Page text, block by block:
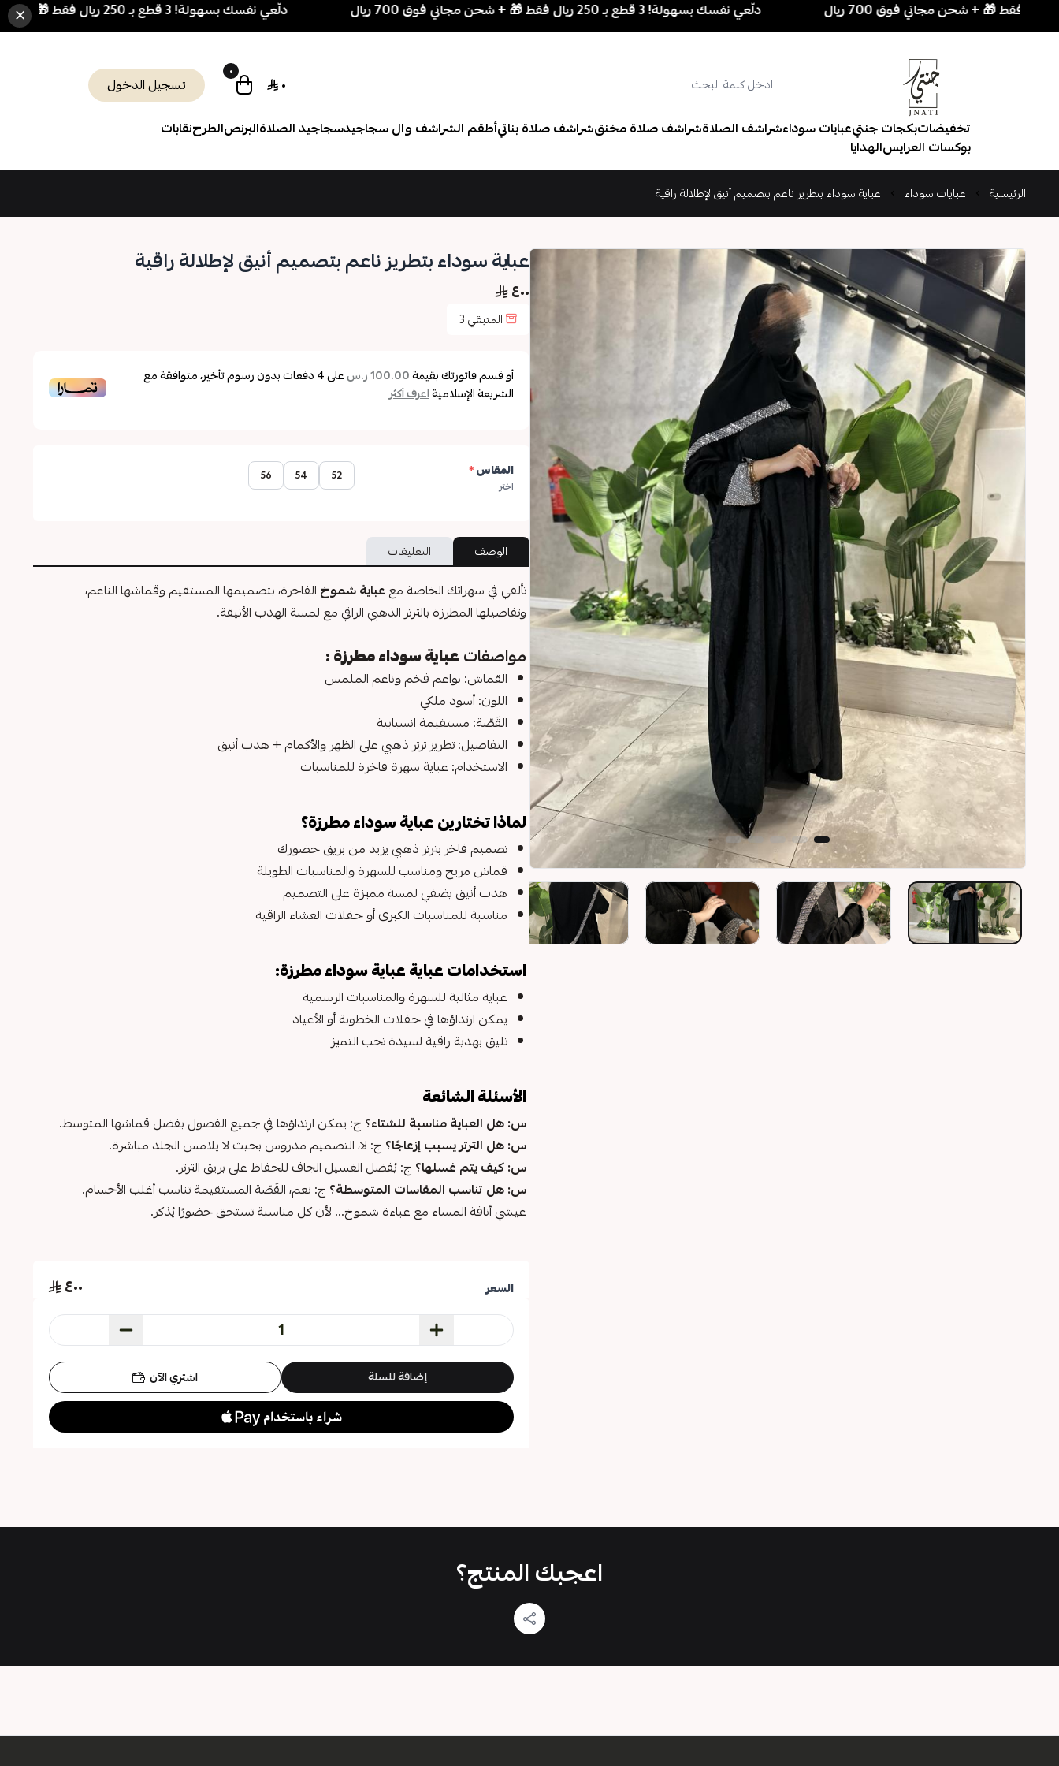
دلّعي نفسك بسهولة! 3 قطع بـ 250 ريال فقط 🎁 + شحن مجاني فوق 700 ريال دلّعي نفسك بسهولة! 3 قطع بـ 250 ريال فقط 🎁 + شحن مجاني فوق 700 ريال ×
٠
٠ تسجيل الدخول
تخفيضاتبكجات جنتيعبايات سوداءشراشف الصلاةشراشف صلاة مخنقشراشف صلاة بناتيأطقم الشراشف وال سجاجيدسجاجيد الصلاةالبرنصالطرحنقابات
بوكسات العرايسالهدايا
الرئيسية عبايات سوداء عباية سوداء بتطريز ناعم بتصميم أنيق لإطلالة راقية
عباية سوداء بتطريز ناعم بتصميم أنيق لإطلالة راقية
٤٠٠
المتبقي3
أو قسم فاتورتك بقيمة100.00 ر.س على4دفعات بدون رسوم تأخير، متوافقة مع
الشريعة الإسلاميةاعرف أكثر
المقاس*
اختر
52
54
56
الوصف التعليقات
تألقي في سهراتك الخاصة مع عباية شموخ الفاخرة، بتصميمها المستقيم وقماشها الناعم،
وتفاصيلها المطرزة بالترتر الذهبي الراقي مع لمسة الهدب الأنيقة.
مواصفاتعباية سوداء مطرزة :
القماش: نواعم فخم وناعم الملمس
اللون: أسود ملكي
القَصّة: مستقيمة انسيابية
التفاصيل: تطريز ترتر ذهبي على الظهر والأكمام + هدب أنيق
الاستخدام: عباية سهرة فاخرة للمناسبات
لماذا تختارين عباية سوداء مطرزة؟
تصميم فاخر بترتر ذهبي يزيد من بريق حضورك
قماش مريح ومناسب للسهرة والمناسبات الطويلة
هدب أنيق يضفي لمسة مميزة على التصميم
مناسبة للمناسبات الكبرى أو حفلات العشاء الراقية
استخدامات عباية عباية سوداء مطرزة:
عباية مثالية للسهرة والمناسبات الرسمية
يمكن ارتداؤها في حفلات الخطوبة أو الأعياد
تليق بهدية راقية لسيدة تحب التميز
الأسئلة الشائعة
س: هل العباية مناسبة للشتاء؟ ج: يمكن ارتداؤها في جميع الفصول بفضل قماشها المتوسط.
س: هل الترتر يسبب إزعاجًا؟ ج: لا، التصميم مدروس بحيث لا يلامس الجلد مباشرة.
س: كيف يتم غسلها؟ ج: يُفضل الغسيل الجاف للحفاظ على بريق الترتر.
س: هل تناسب المقاسات المتوسطة؟ ج: نعم، القَصّة المستقيمة تناسب أغلب الأجسام.
عيشي أناقة المساء مع عباءة شموخ... لأن كل مناسبة تستحق حضورًا يُذكر.
السعر ٤٠٠
إضافة للسلة اشتري الآن
اعجبك المنتج؟